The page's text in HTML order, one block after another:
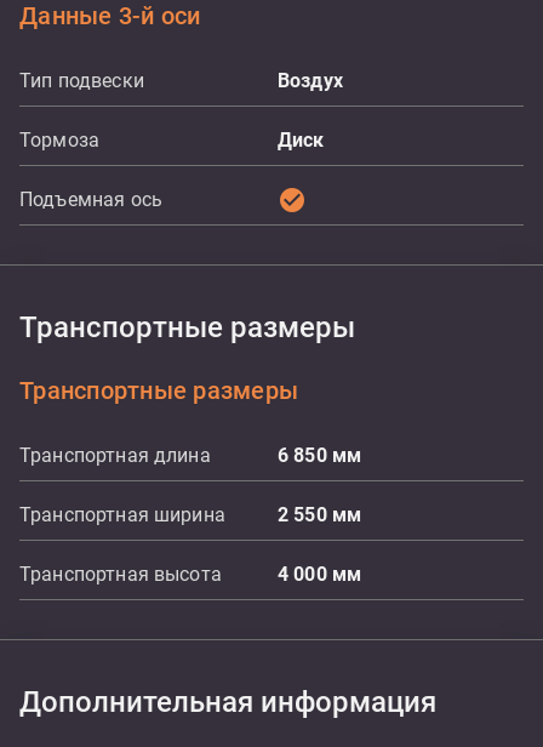
Данные 3-й оси
Тип подвески Воздух
Тормоза Диск
Подъемная ось check_circle
Транспортные размеры
Транспортные размеры
Транспортная длина 6 850 мм
Транспортная ширина 2 550 мм
Транспортная высота 4 000 мм
Дополнительная информация